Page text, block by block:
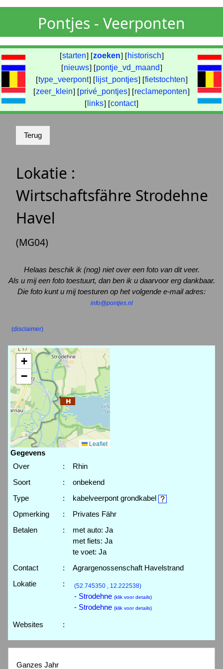
Pontjes - Veerponten
[starten] [zoeken] [ historisch]
[nieuws] [pontje_vd_maand]
[type_veerpont] [ lijst_pontjes] [fietstochten]
[zeer_klein] [privé_pontjes] [reclameponten]
[ links] [contact]
Lokatie :
Wirtschaftsfähre Strodehne
Havel
(MG04)
Helaas beschik ik (nog) niet over een foto van dit veer.
Als u mij een foto toestuurt, dan ben ik u daarvoor erg dankbaar.
Die foto kunt u mij toesturen op het volgende e-mail adres:
info@pontjes.nl
(disclaimer)
+
−
Leaflet
Gegevens
Over
:
Rhin
Soort
:
onbekend
Type
:
kabelveerpont grondkabel
Opmerking
:
Privates Fähr
Betalen
:
met auto: Ja
met fiets: Ja
te voet: Ja
Contact
:
Agrargenossenschaft Havelstrand
Lokatie
: (52.745350 , 12.222538)
- Strodehne (klik voor details)
- Strodehne (klik voor details)
Websites :
Ganzes Jahr